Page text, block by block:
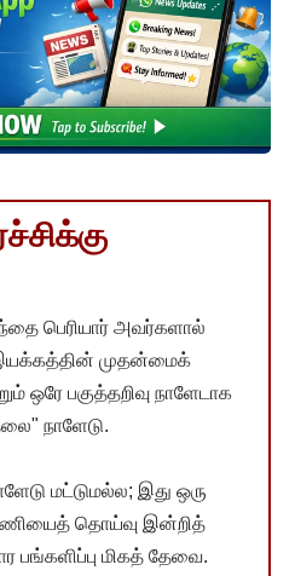
பெரியார் அவர்களால்
இயக்கத்தின் முதன்மைக்
ஒரே பகுத்தறிவு நாளேடாக
நாளேடு.
மட்டுமல்ல; இது ஒரு
தொய்வு இன்றித்
பங்களிப்பு மிகத் தேவை.